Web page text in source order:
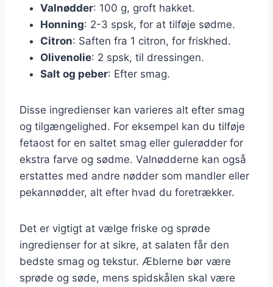
Valnødder: 100 g, groft hakket.
Honning: 2-3 spsk, for at tilføje sødme.
Citron: Saften fra 1 citron, for friskhed.
Olivenolie: 2 spsk, til dressingen.
Salt og peber: Efter smag.
Disse ingredienser kan varieres alt efter smag
og tilgængelighed. For eksempel kan du tilføje
fetaost for en saltet smag eller gulerødder for
ekstra farve og sødme. Valnødderne kan også
erstattes med andre nødder som mandler eller
pekannødder, alt efter hvad du foretrækker.
Det er vigtigt at vælge friske og sprøde
ingredienser for at sikre, at salaten får den
bedste smag og tekstur. Æblerne bør være
sprøde og søde, mens spidskålen skal være